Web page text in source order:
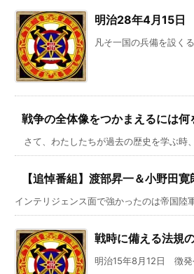
明治28年4月15日
凡そ一国の兵備を設く
戦争の全体像をつかまえるには
さて、わたしたちが過去の歴史を学ぶ時
【追悼番組】渡部昇一＆小野
インテリジェンス面で強かったのは帝国
戦時に備える法規
明治15年8月12日 徴発